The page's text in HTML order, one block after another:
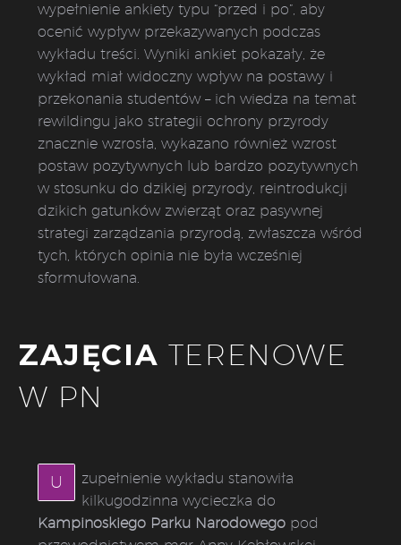
wypełnienie ankiety typu “przed i po”, aby
ocenić wypływ przekazywanych podczas
wykładu treści. Wyniki ankiet pokazały, że
wykład miał widoczny wpływ na postawy i
przekonania studentów – ich wiedza na temat
rewildingu jako strategii ochrony przyrody
znacznie wzrosła, wykazano również wzrost
postaw pozytywnych lub bardzo pozytywnych
w stosunku do dzikiej przyrody, reintrodukcji
dzikich gatunków zwierząt oraz pasywnej
strategi zarządzania przyrodą, zwłaszcza wśród
tych, których opinia nie była wcześniej
sformułowana.
ZAJĘCIA TERENOWE
W PN
U
zupełnienie wykładu stanowiła
kilkugodzinna wycieczka do
Kampinoskiego Parku Narodowego pod